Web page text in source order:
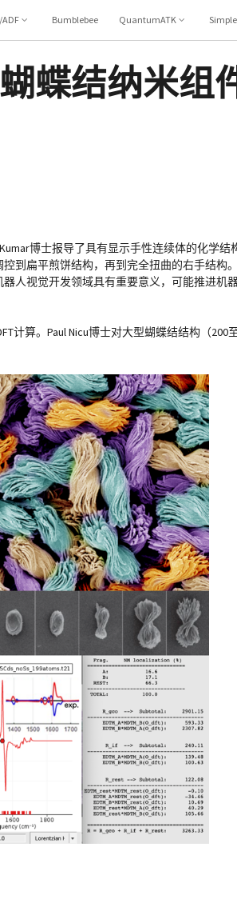
ADF Bumblebee QuantumATK
蝶结纳米组
博士报导了具有显示手性连续体的化学结
到扁平煎饼结构，再到完全扭曲的右手结构
人视觉开发领域具有重要意义，可能推进机
计算。Paul Nicu博士对大型蝴蝶结结构（200